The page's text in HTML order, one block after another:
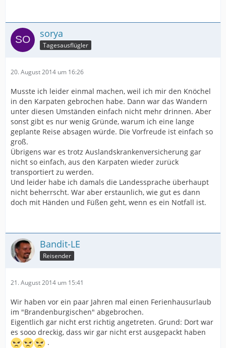
sorya
Tagesausflügler
20. August 2014 um 16:26
Musste ich leider einmal machen, weil ich mir den Knöchel
in den Karpaten gebrochen habe. Dann war das Wandern
unter diesen Umständen einfach nicht mehr drinnen. Aber
sonst gibt es nur wenig Gründe, warum ich eine lange
geplante Reise absagen würde. Die Vorfreude ist einfach so
groß.
Übrigens war es trotz Auslandskrankenversicherung gar
nicht so einfach, aus den Karpaten wieder zurück
transportiert zu werden.
Und leider habe ich damals die Landessprache überhaupt
nicht beherrscht. War aber erstaunlich, wie gut es dann
doch mit Händen und Füßen geht, wenn es ein Notfall ist.
Bandit-LE
Reisender
21. August 2014 um 15:41
Wir haben vor ein paar Jahren mal einen Ferienhausurlaub
im "Brandenburgischen" abgebrochen.
Eigentlich gar nicht erst richtig angetreten. Grund: Dort war
es sooo dreckig, dass wir gar nicht erst ausgepackt haben
.